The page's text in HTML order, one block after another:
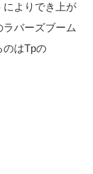
によりでき上が
バーズブーム
のはTpの